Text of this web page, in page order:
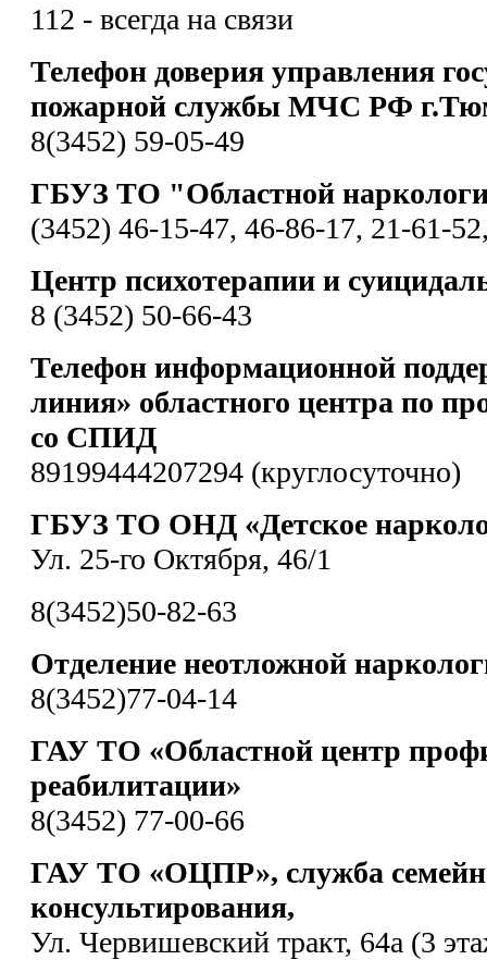
112 - всегда на связи
Телефон доверия управления
пожарной службы МЧС РФ
8(3452) 59-05-49
ГБУЗ ТО "Областной
(3452) 46-15-47, 46-86-17, 21-61-
Центр психотерапии и
8 (3452) 50-66-43
Телефон информационной
линия» областного центра по
со СПИД
89199444207294 (круглосуточно)
ГБУЗ ТО ОНД «Детское
Ул. 25-го Октября, 46/1
8(3452)50-82-63
Отделение неотложной
8(3452)77-04-14
ГАУ ТО «Областной центр
реабилитации»
8(3452) 77-00-66
ГАУ ТО «ОЦПР», служба
консультирования,
Ул. Червишевский тракт, 64а (3